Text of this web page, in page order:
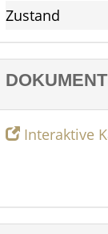
Zustand
Interaktive